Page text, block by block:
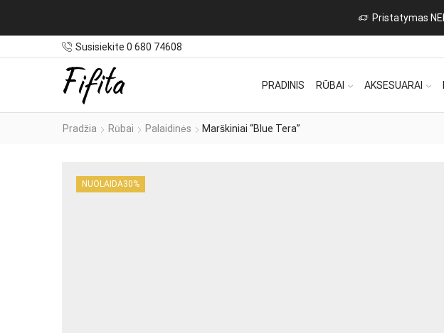
Susisiekite 0 680 74608
PRADINIS RŪBAI AKSESUARAI
Pradžia Rūbai Palaidinės Marškiniai “Blue Tera”
NUOLAIDA30%